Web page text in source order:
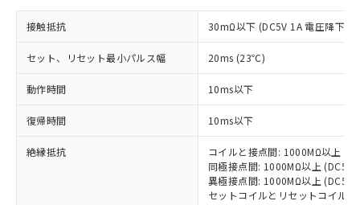
接触抵抗 30mΩ以下 (DC5V 1A 電圧降下法)
セット、リセット最小パルス幅 20ms (23℃)
動作時間 10ms以下
復帰時間 10ms以下
絶縁抵抗
コイルと接点間: 1000MΩ以上
同極接点間: 1000MΩ以上
異極接点間: 1000MΩ以上
セットコイルとリセットコイル
以下の条件をお読みいただき、同意のうえ
本サービスは、当社制御機器事業取扱
商品の当社在庫状況および標準価格
当社制御機器事業取扱商品の中には、
本サービスの対象外となる商品もある
ことをご了承ください。
在庫状況および標準価格照会結果は、
対応予定なし：EU RoHS指令（10物質）の
非含有に非対応の商品で、対応品を出す予
定はありません。
調査・確認中：EU RoHS指令（10物質）の
非含有の対応状況を調査中または確認中の
非該当品：ライセンス料など無形物で、有
害物質有無と関係のない商品です。
仕入先様の事情により、非含有部品として
いたものが、含有品と判明した場合などや
むを得ず変更することがあります。
※1 中国RoHS○×表
「○」：最大均質材料含有率が中国RoHSの
基準値以下であることを示します。
「×」：最大均質材料含有率が中国RoHSの
基準値を超えていることを示します。
「－」：未確認です。当社販売部門へお問
当社は、これら貴社製品のうち、外国
為替および外国貿易法に定める商品